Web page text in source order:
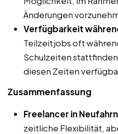
Änderungen
Verfügbarkeit
Teilzeitjobs oft
Schulzeiten
diesen Zeiten
Zusammenfassung
Freelancer in
zeitliche Flexibilität,